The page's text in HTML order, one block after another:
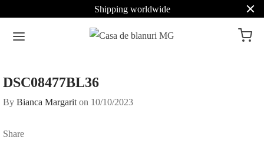
Shipping worldwide
DSC08477BL36
By Bianca Margarit on 10/10/2023
Share